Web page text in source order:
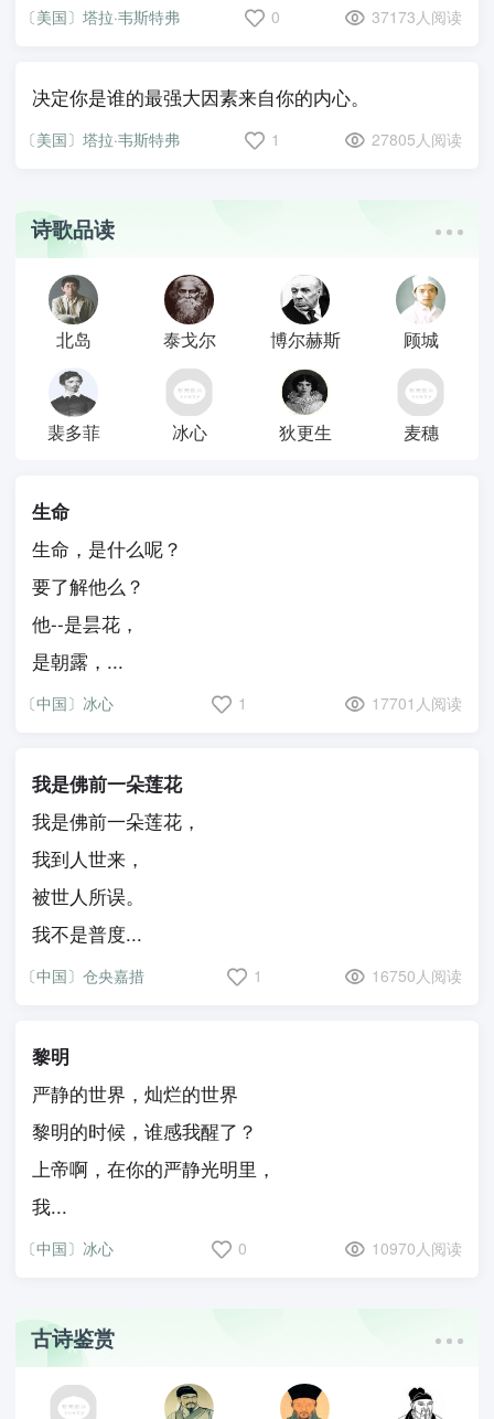
〔美国〕塔拉·韦斯特弗 0 37173人阅读
决定你是谁的最强大因素来自你的内心。
〔美国〕塔拉·韦斯特弗 1 27805人阅读
诗歌品读
北岛 泰戈尔 博尔赫斯 顾城
裴多菲 冰心 狄更生 麦穗
生命
生命，是什么呢？
要了解他么？
他--是昙花，
是朝露，...
〔中国〕冰心 1 17701人阅读
我是佛前一朵莲花
我是佛前一朵莲花，
我到人世来，
被世人所误。
我不是普度...
〔中国〕仓央嘉措 1 16750人阅读
黎明
严静的世界，灿烂的世界
黎明的时候，谁感我醒了？
上帝啊，在你的严静光明里，
我...
〔中国〕冰心 0 10970人阅读
古诗鉴赏